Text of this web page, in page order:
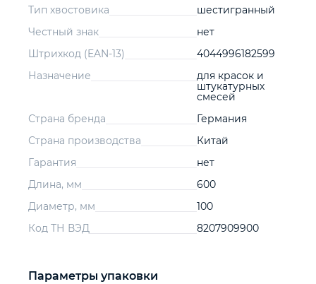
Тип хвостовика
шестигранный
Честный знак
нет
Штрихкод (EAN-13)
4044996182599
Назначение
для красок и
штукатурных
смесей
Страна бренда
Германия
Страна производства
Китай
Гарантия
нет
Длина, мм
600
Диаметр, мм
100
Код ТН ВЭД
8207909900
Параметры упаковки